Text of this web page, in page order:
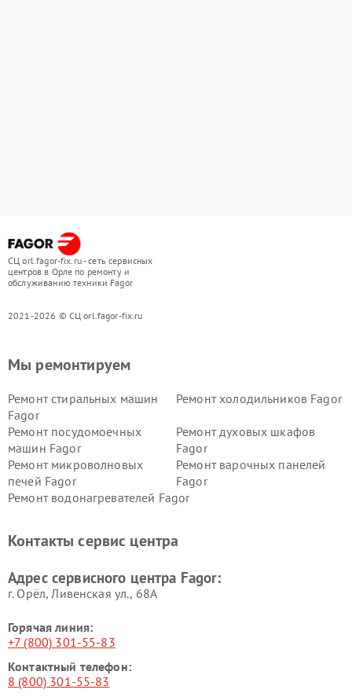
СЦ orl.fagor-fix.ru - сеть сервисных
центров в Орле по ремонту и
обслуживанию техники Fagor
2021-2026 © СЦ orl.fagor-fix.ru
Мы ремонтируем
Ремонт стиральных машин
Fagor
Ремонт холодильников Fagor
Ремонт посудомоечных
машин Fagor
Ремонт духовых шкафов
Fagor
Ремонт микроволновых
печей Fagor
Ремонт варочных панелей
Fagor
Ремонт водонагревателей Fagor
Контакты сервис центра
Адрес сервисного центра Fagor:
г. Орёл, Ливенская ул., 68А
Горячая линия:
+7 (800) 301-55-83
Контактный телефон:
8 (800) 301-55-83